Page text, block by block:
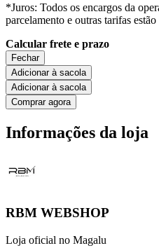
*Juros: Todos os encargos da
parcelamento e outras tarifas
Calcular frete e prazo
Fechar
Adicionar à sacola
Adicionar à sacola
Comprar agora
Informações da loja
RBM WEBSHOP
Loja oficial no Magalu